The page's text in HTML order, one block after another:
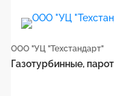
ООО "УЦ "Техстандарт"
Газотурбинные,